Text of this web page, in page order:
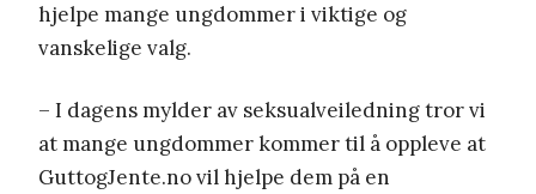
hjelpe mange ungdommer i viktige og
vanskelige valg.
– I dagens mylder av seksualveiledning tror vi
at mange ungdommer kommer til å oppleve at
GuttogJente.no vil hjelpe dem på en